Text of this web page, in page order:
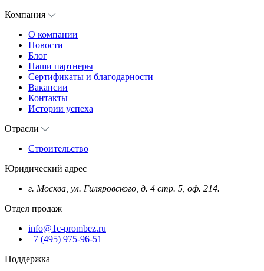
Компания
О компании
Новости
Блог
Наши партнеры
Сертификаты и благодарности
Вакансии
Контакты
Истории успеха
Отрасли
Строительство
Юридический адрес
г. Москва, ул. Гиляровского, д. 4 стр. 5, оф. 214.
Отдел продаж
info@1c-prombez.ru
+7 (495) 975-96-51
Поддержка